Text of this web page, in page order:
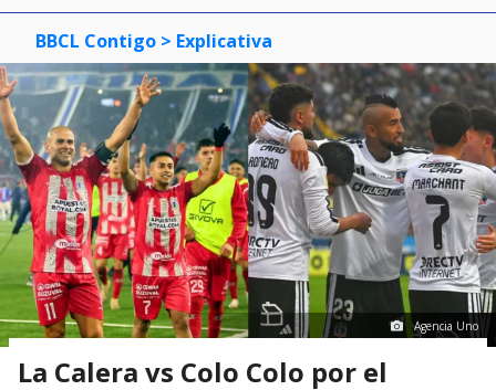
BBCL Contigo > Explicativa
Agencia Uno
La Calera vs Colo Colo por el